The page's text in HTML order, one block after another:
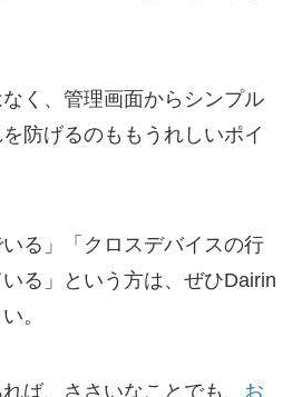
く、管理画面からシンプル
防げるのももうれしいポイ
いる」「クロスデバイスの行
る」という方は、ぜひDairin
。
ば、ささいなことでも、 お